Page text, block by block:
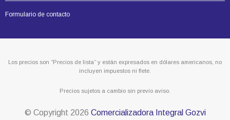
Formulario de contacto
Los precios son “Precios de lista” y están expresados en dólares americanos, no
incluyen impuestos ni flete.
Precios sujetos a cambio sin previo aviso.
© Copyright 2026 Comercializadora Integral Gozvi